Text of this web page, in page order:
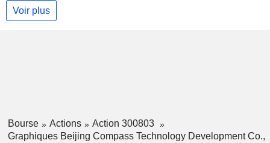
Voir plus
Bourse Actions
Action 300803
Graphiques Beijing Compass Technology Development Co.,